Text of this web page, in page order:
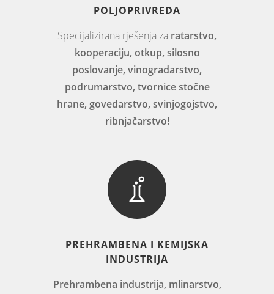
POLJOPRIVREDA
Specijalizirana rješenja za ratarstvo,
kooperaciju, otkup, silosno
poslovanje, vinogradarstvo,
podrumarstvo, tvornice stočne
hrane, govedarstvo, svinjogojstvo,
ribnjačarstvo!
PREHRAMBENA I KEMIJSKA
INDUSTRIJA
Prehrambena industrija, mlinarstvo,